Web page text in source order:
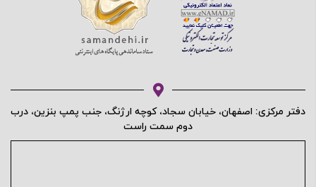
دفتر مرکزی: اصفهان، خیابان سجاد، کوچه ارژنگ، جنب پمپ بنزین، درب
دوم سمت راست